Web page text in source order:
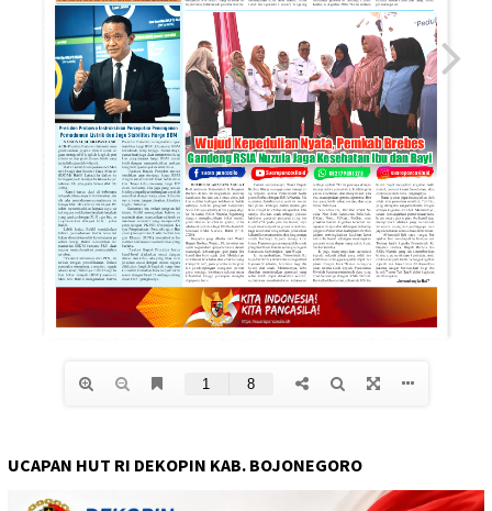
UCAPAN HUT RI DEKOPIN KAB. BOJONEGORO